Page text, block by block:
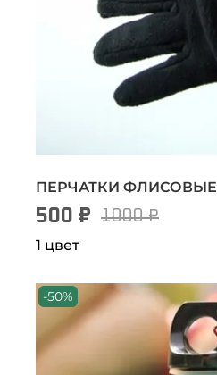
ПЕРЧАТКИ ФЛИСОВЫЕ
500 ₽ 1000 ₽
1 цвет
-50%